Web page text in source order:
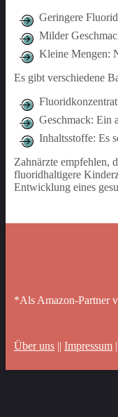
Geringere
Milder
Kleine Mengen:
Es gibt verschiedene
Geschmack: Ein
Inhaltsstoffe: Es
Zahnärzte empfehlen,
fluoridhaltigere
Entwicklung eines
*Als Amazon-Partner
Über uns || Impressum |